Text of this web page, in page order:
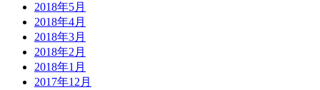
2018年5月
2018年4月
2018年3月
2018年2月
2018年1月
2017年12月